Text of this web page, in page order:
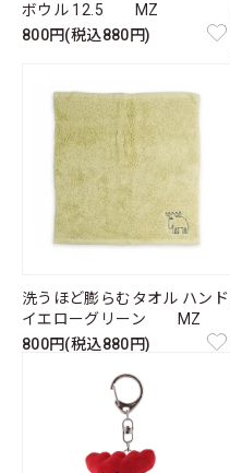
ボウル 12.5 MZ
800円(税込880円)
洗うほど膨らむタオル ハンド
イエローグリーン MZ
800円(税込880円)